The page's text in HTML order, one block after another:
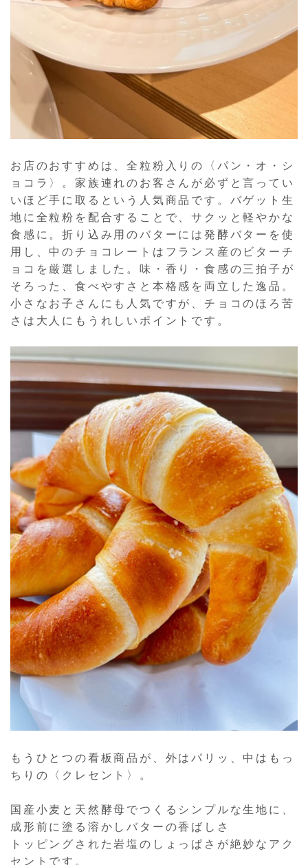
お店のおすすめは、全粒粉入りの〈パン・オ・シ
ョコラ〉。家族連れのお客さんが必ずと言ってい
いほど手に取るという人気商品です。バゲット生
地に全粒粉を配合することで、サクッと軽やかな
食感に。折り込み用のバターには発酵バターを使
用し、中のチョコレートはフランス産のビターチ
ョコを厳選しました。味・香り・食感の三拍子が
そろった、食べやすさと本格感を両立した逸品。
小さなお子さんにも人気ですが、チョコのほろ苦
さは大人にもうれしいポイントです。
もうひとつの看板商品が、外はパリッ、中はもっ
ちりの〈クレセント〉。
国産小麦と天然酵母でつくるシンプルな生地に、
成形前に塗る溶かしバターの香ばしさ
トッピングされた岩塩のしょっぱさが絶妙なアク
セントです。